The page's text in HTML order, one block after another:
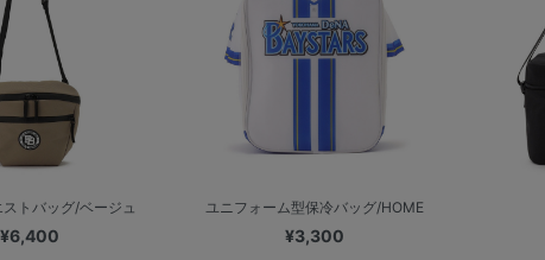
ストバッグ/ベージュ
¥6,400
ユニフォーム型保冷バッグ/HOME
¥3,300